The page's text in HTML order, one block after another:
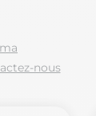
nous